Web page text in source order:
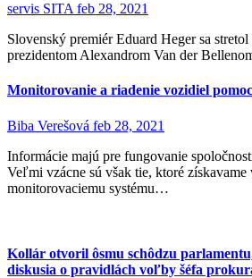
servis SITA feb 28, 2021
Slovenský premiér Eduard Heger sa stretol aj s rakúskym
prezidentom Alexandrom Van der
Monitorovanie a riadenie vozidiel
Biba Verešová feb 28, 2021
Informácie majú pre fungovanie spoločnosti obrovskú hodnotu.
Veľmi vzácne sú však tie, ktoré získavame
monitorovaciemu systému…
Kollár otvoril ôsmu schôdzu
diskusia o pravidlách voľby šéfa